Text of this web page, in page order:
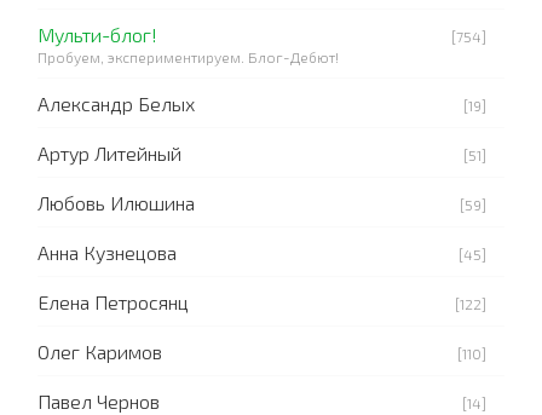
Мульти-блог!
[754]
Пробуем, экспериментируем. Блог-Дебют!
Александр Белых [19]
Артур Литейный [51]
Любовь Илюшина [59]
Анна Кузнецова [45]
Елена Петросянц [122]
Олег Каримов [110]
Павел Чернов [14]